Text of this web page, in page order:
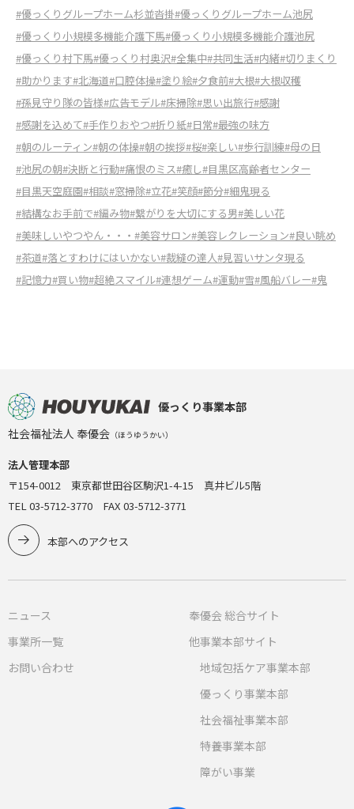
#優っくりグループホーム杉並沓掛#優っくりグループホーム池尻
#優っくり小規模多機能介護下馬#優っくり小規模多機能介護池尻
#優っくり村下馬#優っくり村奥沢#全集中#共同生活#内緒#切りまくり
#助かります#北海道#口腔体操#塗り絵#夕食前#大根#大根収穫
#孫見守り隊の皆様#広告モデル#床掃除#思い出旅行#感謝
#感謝を込めて#手作りおやつ#折り紙#日常#最強の味方
#朝のルーティン#朝の体操#朝の挨拶#桜#楽しい#歩行訓練#母の日
#池尻の朝#決断と行動#痛恨のミス#癒し#目黒区高齢者センター
#目黒天空庭園#相談#窓掃除#立花#笑顔#節分#細鬼現る
#結構なお手前で#編み物#繋がりを大切にする男#美しい花
#美味しいやつやん・・・ #美容サロン#美容レクレーション#良い眺め
#茶道#落とすわけにはいかない#裁縫の達人#見習いサンタ現る
#記憶力#買い物#超絶スマイル#連想ゲーム#運動#雪#風船バレー#鬼
優っくり事業本部
社会福祉法人 奉優会 （ほうゆうかい）
法人管理本部
〒154-0012 東京都世田谷区駒沢1-4-15 真井ビル5階
TEL 03-5712-3770 FAX 03-5712-3771
本部へのアクセス
ニュース
事業所一覧
お問い合わせ
奉優会 総合サイト
他事業本部サイト
地域包括ケア事業本部
優っくり事業本部
社会福祉事業本部
特養事業本部
障がい事業